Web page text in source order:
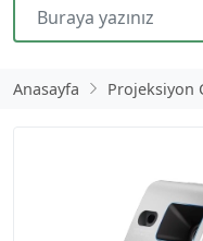
Anasayfa Projeksiyon